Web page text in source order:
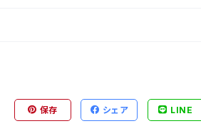
保存 シェア LINE